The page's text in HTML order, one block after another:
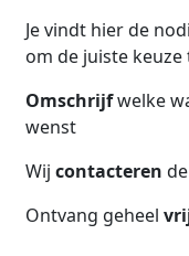
Je vindt hier de
om de juiste keuze
Omschrijfwelke
wenst
Wij contacteren
Ontvang geheel